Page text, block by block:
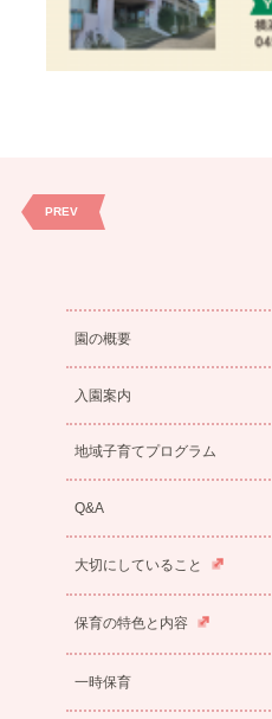
PREV
園の概要
入園案内
地域子育てプログラム
Q&A
大切にしていること
保育の特色と内容
一時保育